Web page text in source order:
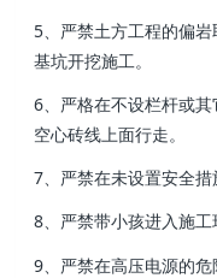
5 、严禁土方工程的
基坑开挖施工。
6 、严格在不设栏杆或
空心砖线上面行走。
7 、严禁在未设置安全
8、严禁带小孩进入施工现
9、严禁在高压电源的